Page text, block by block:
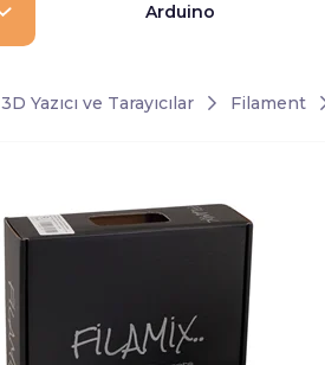
Arduino
3D Yazıcı ve Tarayıcılar Filament